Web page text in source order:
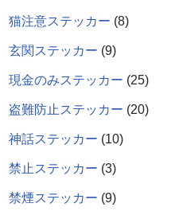
猫注意ステッカー 8
玄関ステッカー 9
現金のみステッカー 25
盗難防止ステッカー 20
神話ステッカー 10
禁止ステッカー 3
禁煙ステッカー 9